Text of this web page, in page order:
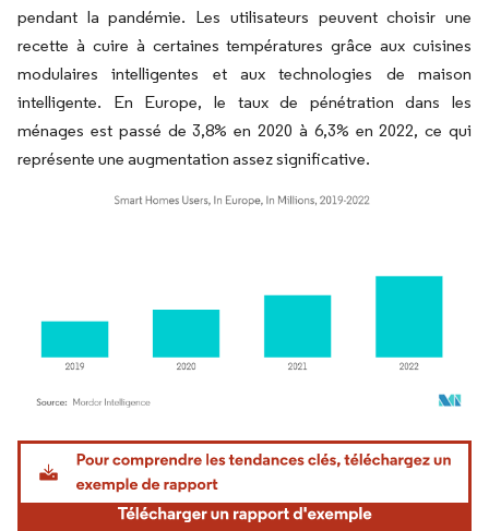
pendant la pandémie. Les utilisateurs peuvent choisir une
recette à cuire à certaines températures grâce aux cuisines
modulaires intelligentes et aux technologies de maison
intelligente. En Europe, le taux de pénétration dans les
ménages est passé de 3,8% en 2020 à 6,3% en 2022, ce qui
représente une augmentation assez significative.
Image © Mordor Intelligence. La réutilisation nécessite une attribution sous CC BY